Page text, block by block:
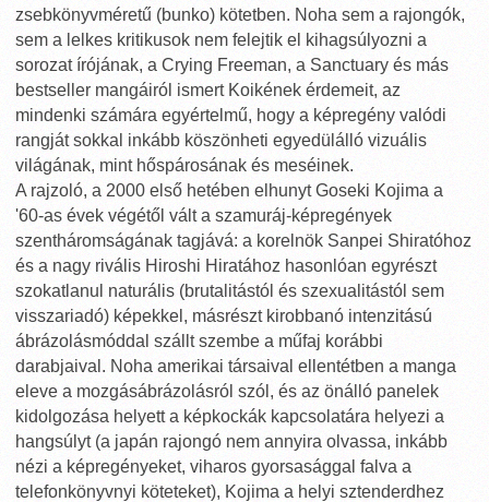
zsebkönyvméretű (bunko) kötetben. Noha sem a rajongók,
sem a lelkes kritikusok nem felejtik el kihagsúlyozni a
sorozat írójának, a Crying Freeman, a Sanctuary és más
bestseller mangáiról ismert Koikének érdemeit, az
mindenki számára egyértelmű, hogy a képregény valódi
rangját sokkal inkább köszönheti egyedülálló vizuális
világának, mint hőspárosának és meséinek.
A rajzoló, a 2000 első hetében elhunyt Goseki Kojima a
'60-as évek végétől vált a szamuráj-képregények
szentháromságának tagjává: a korelnök Sanpei Shiratóhoz
és a nagy rivális Hiroshi Hiratához hasonlóan egyrészt
szokatlanul naturális (brutalitástól és szexualitástól sem
visszariadó) képekkel, másrészt kirobbanó intenzitású
ábrázolásmóddal szállt szembe a műfaj korábbi
darabjaival. Noha amerikai társaival ellentétben a manga
eleve a mozgásábrázolásról szól, és az önálló panelek
kidolgozása helyett a képkockák kapcsolatára helyezi a
hangsúlyt (a japán rajongó nem annyira olvassa, inkább
nézi a képregényeket, viharos gyorsasággal falva a
telefonkönyvnyi köteteket), Kojima a helyi sztenderdhez